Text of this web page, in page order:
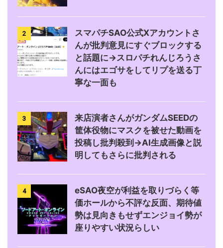
2
スマパチSAO公式Xアカウントさ
んが批判意見にすぐブロックする
と話題に→スロパチれんじろうさ
んにはエゴサをしてリプを送る丁
寧な一面も
3
来店演者さんがガンダムSEEDの
筐体役物にマスクを被せた動画を
投稿し批判殺到→AI生成画像と説
明してもさらに批判される
4
eSAO夜空が利益を取りづらく等
価ホールから不評な反面、期待値
勢は見向きもせずエンジョイ勢が
座りやすい状況らしい